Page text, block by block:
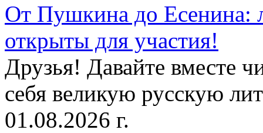
От Пушкина до Есенина:
открыты для участия!
Друзья! Давайте вместе
себя великую русскую
01.08.2026 г.